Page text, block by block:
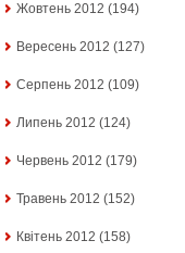
Жовтень 2012 (194)
Вересень 2012 (127)
Серпень 2012 (109)
Липень 2012 (124)
Червень 2012 (179)
Травень 2012 (152)
Квітень 2012 (158)